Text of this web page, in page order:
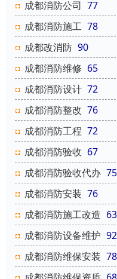
成都消防公司 77
成都消防施工 78
成都改消防 90
成都消防维修 65
成都消防设计 72
成都消防整改 76
成都消防工程 72
成都消防验收 67
成都消防验收代办 75
成都消防安装 76
成都消防施工改造 63
成都消防设备维护 92
成都消防维保安装 78